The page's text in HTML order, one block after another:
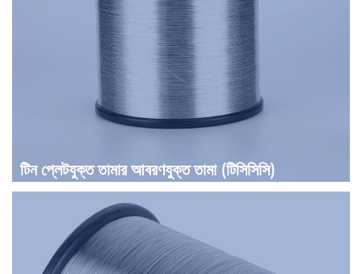
টিন প্লেটযুক্ত তামার আবরণযুক্ত তামা (টিসিসিসি)